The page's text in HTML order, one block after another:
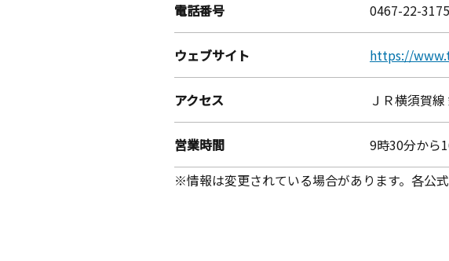
電話番号 0467-22-3175
ウェブサイト https://
アクセス ＪＲ横須賀
営業時間
9時30分から
※情報は変更されている場合があります。各公